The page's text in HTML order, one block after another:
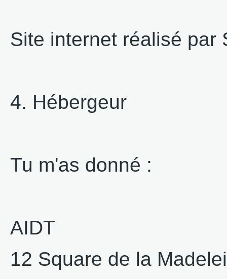
Site internet réalisé par
4. Hébergeur
Tu m'as donné :
AIDT
12 Square de la